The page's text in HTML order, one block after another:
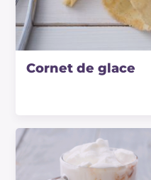
Cornet de glace